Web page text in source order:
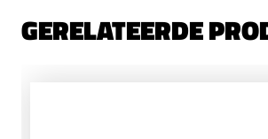
GERELATEERDE